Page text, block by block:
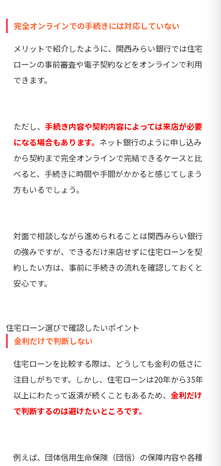
完全オンラインでの手続きには対応していない
メリットで紹介したように、関西みらい銀行では住宅
ローンの事前審査や電子契約などをオンラインで利用
できます。
ただし、 手続き内容や契約内容によっては来店が必要
になる場合もあります。 ネット銀行のように申し込み
から契約まで完全オンラインで完結できるケースと比
べると、手続きに時間や手間がかかると感じてしまう
方もいるでしょう。
対面で相談しながら進められることは関西みらい銀行
の強みですが、できるだけ来店せずに住宅ローンを契
約したい方は、事前に手続きの流れを確認しておくと
安心です。
住宅ローン選びで確認したいポイント
金利だけで判断しない
住宅ローンを比較する際は、どうしても金利の低さに
注目しがちです。しかし、住宅ローンは20年から35年
以上にわたって返済が続くこともあるため、 金利だけ
で判断するのは避けたいところです。
例えば、団体信用生命保険（団信）の保障内容や各種